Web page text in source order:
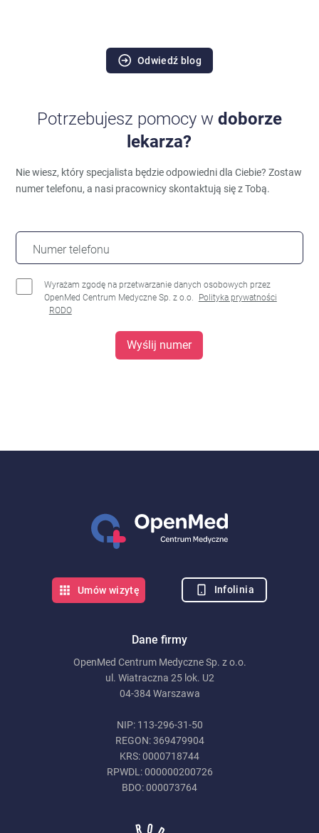
Odwiedź blog
Potrzebujesz pomocy w doborze
lekarza?
Nie wiesz, który specjalista będzie odpowiedni dla Ciebie?Zostaw
numer telefonu, a nasi pracownicy skontaktują się z Tobą.
Numer telefonu
Wyrażam zgodę na przetwarzanie danych osobowych przez
OpenMed Centrum Medyczne Sp. z o.o.
Polityka prywatności
RODO
Wyślij numer
Dane firmy
OpenMed Centrum Medyczne Sp. z o.o.
ul. Wiatraczna 25 lok. U2
04-384 Warszawa
NIP: 113-296-31-50
REGON: 369479904
KRS: 0000718744
RPWDL: 000000200726
BDO: 000073764
Umów wizytę Infolinia